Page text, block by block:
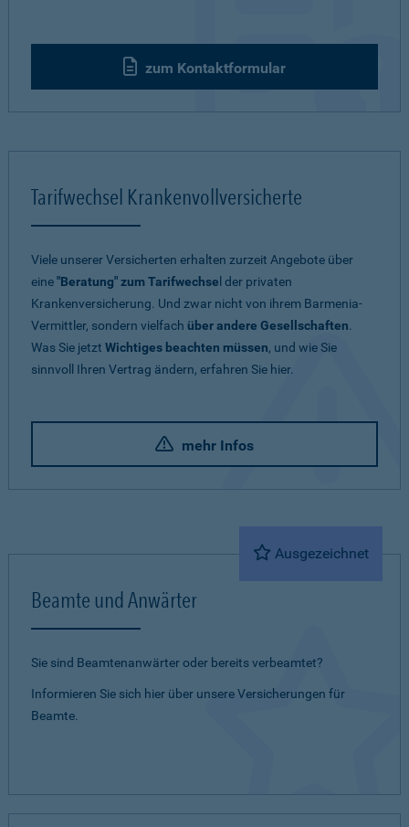
zum Kontaktformular
Tarifwechsel Krankenvollversicherte
Viele unserer Versicherten erhalten zurzeit Angebote über
eine"Beratung" zum Tarifwechse l der privaten
Krankenversicherung. Und zwar nicht von ihrem Barmenia-
Vermittler, sondern vielfach über andere Gesellschaften.
Was Sie jetzt Wichtiges beachten müssen, und wie Sie
sinnvoll Ihren Vertrag ändern, erfahren Sie hier.
mehr Infos
Ausgezeichnet
Beamte und Anwärter
Sie sind Beamtenanwärter oder bereits verbeamtet?
Informieren Sie sich hier über unsere Versicherungen für
Beamte.